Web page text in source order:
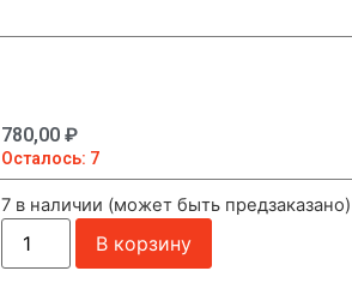
780,00 ₽
Осталось: 7
7 в наличии (может быть предзаказано)
В корзину